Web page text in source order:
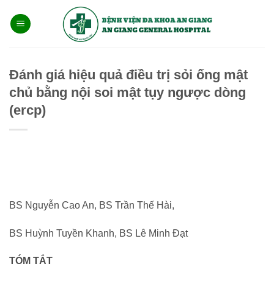
qua
Đánh giá hiệu quả điều trị sỏi ống mật
chủ bằng nội soi mật tụy ngược dòng
(ercp)
BS Nguyễn Cao An, BS Trần Thế Hài,
BS Huỳnh Tuyền Khanh, BS Lê Minh Đạt
TÓM TẮT